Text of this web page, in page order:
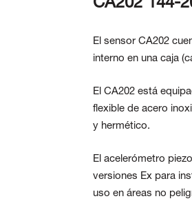
CA202 144-
El sensor CA202
interno en una caja
El CA202 está
flexible de acero
y hermético.
El acelerómetro
versiones Ex para
uso en áreas no